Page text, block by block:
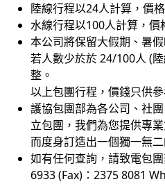
陸線行程以24人計算，價
水線行程以100人計算，價
本公司將保留大假期、暑假
若人數少於於 24/100人 (
整。
以上包團行程，價錢只供
護協包團部為各公司、社
立包團，我們為您提供專
而度身訂造出一個獨一無二
如有任何查詢，請致電包
6933 (Fax)：2375 8081